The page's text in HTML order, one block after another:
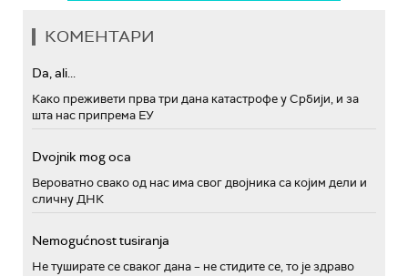
КОМЕНТАРИ
Da, ali...
Како преживети прва три дана катастрофе у Србији, и за
шта нас припрема ЕУ
Dvojnik mog oca
Вероватно свако од нас има свог двојника са којим дели и
сличну ДНК
Nemogućnost tusiranja
Не туширате се сваког дана – не стидите се, то је здраво